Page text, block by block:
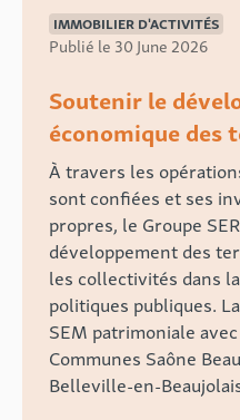
IMMOBILIER D'ACTIVITÉS
Publié le 30 June 2026
Soutenir le
économique des
À travers les
sont confiées et ses
propres, le Groupe
développement des
les collectivités dans
politiques publiques.
SEM patrimoniale
Communes Saône
Belleville-en-